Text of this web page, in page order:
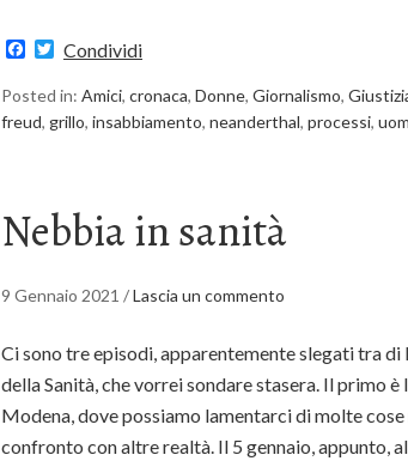
Facebook
Twitter
Condividi
Posted in: Amici, cronaca, Donne, Giornalismo,
freud, grillo, insabbiamento, neanderthal, processi,
Nebbia in sanità
9 Gennaio 2021 /Lascia un commento
Ci sono tre episodi, apparentemente slegati tra
della Sanità, che vorrei sondare stasera. Il primo
Modena, dove possiamo lamentarci di molte
confronto con altre realtà. Il 5 gennaio, appunto,